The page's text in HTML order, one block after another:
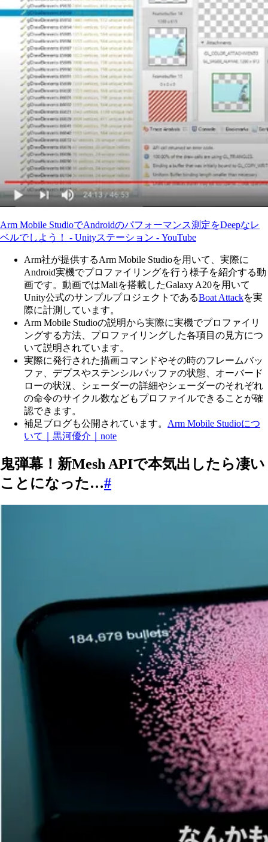
Arm Mobile StudioでAndroidのパフォーマンス測定をDeepなレ
ベルでしよう！ - Unityステーション - YouTube
Arm社が提供するArm Mobile Studioを用いて、実際に
Android実機でプロファイリングを行う様子を紹介する動
画です。動画ではMaliを搭載したGalaxy A20を用いて
Unity公式のサンプルプロジェクトであるBoat Attackを実
際に計測しています。
Arm Mobile Studioの説明から実際に実機でプロファイリ
ングする方法、プロファイリングした各項目の見方につ
いて説明されています。
実際に発行された描画コマンドやその時のフレームバッ
ファ、デプスやステンシルバッファの状態、オーバード
ローの状況、シェーダーの詳細やシェーダーのそれぞれ
の命令のサイクル数などもプロファイルできることが確
認できます。
補足ブログも公開されています。 Arm Mobile Studioにつ
いて｜黒河優介｜note
鬼弾幕！新Mesh APIで本気出したら凄い
ことになった…#